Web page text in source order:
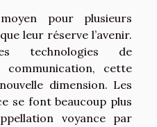
pour plusieurs
leur réserve l’avenir.
technologies de
cette
dimension. Les
se font beaucoup plus
voyance par